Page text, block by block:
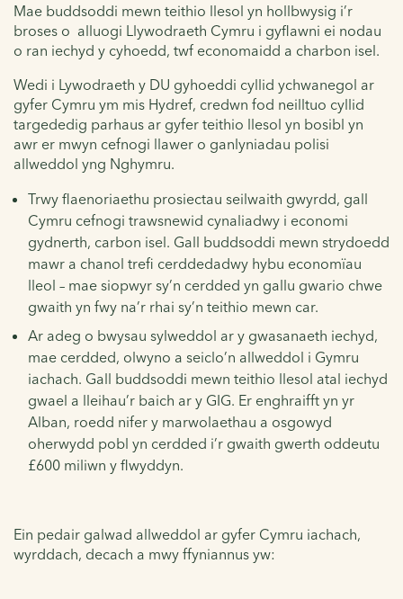
Mae buddsoddi mewn teithio llesol yn hollbwysig i’r
broses o alluogi Llywodraeth Cymru i gyflawni ei nodau
o ran iechyd y cyhoedd, twf economaidd a charbon isel.
Wedi i Lywodraeth y DU gyhoeddi cyllid ychwanegol ar
gyfer Cymru ym mis Hydref, credwn fod neilltuo cyllid
targededig parhaus ar gyfer teithio llesol yn bosibl yn
awr er mwyn cefnogi llawer o ganlyniadau polisi
allweddol yng Nghymru.
Trwy flaenoriaethu prosiectau seilwaith gwyrdd, gall
Cymru cefnogi trawsnewid cynaliadwy i economi
gydnerth, carbon isel. Gall buddsoddi mewn strydoedd
mawr a chanol trefi cerddedadwy hybu economïau
lleol – mae siopwyr sy’n cerdded yn gallu gwario chwe
gwaith yn fwy na’r rhai sy’n teithio mewn car.
Ar adeg o bwysau sylweddol ar y gwasanaeth iechyd,
mae cerdded, olwyno a seiclo’n allweddol i Gymru
iachach. Gall buddsoddi mewn teithio llesol atal iechyd
gwael a lleihau’r baich ar y GIG. Er enghraifft yn yr
Alban, roedd nifer y marwolaethau a osgowyd
oherwydd pobl yn cerdded i’r gwaith gwerth oddeutu
£600 miliwn y flwyddyn.
Ein pedair galwad allweddol ar gyfer Cymru iachach,
wyrddach, decach a mwy ffyniannus yw: